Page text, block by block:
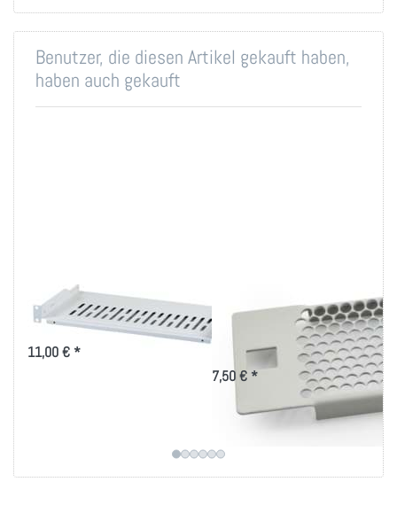
Benutzer, die diesen Artikel gekauft haben,
haben auch gekauft
Fachboden/Wanne
Tiefe 150/250mm
11,00 € *
19 Zoll perforierte
Blindplatten mit
Kunstoffclips
7,50 € *